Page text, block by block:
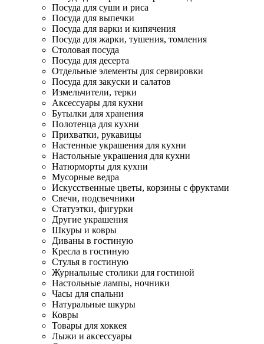
Посуда для суши и риса
Посуда для выпечки
Посуда для варки и кипячения
Посуда для жарки, тушения, томления
Столовая посуда
Посуда для десерта
Отдельные элементы для сервировки
Посуда для закуски и салатов
Измельчители, терки
Аксессуары для кухни
Бутылки для хранения
Полотенца для кухни
Прихватки, рукавицы
Настенные украшения для кухни
Настольные украшения для кухни
Натюрморты для кухни
Мусорные ведра
Искусственные цветы, корзины с фруктами
Свечи, подсвечники
Статуэтки, фигурки
Другие украшения
Шкуры и ковры
Диваны в гостиную
Кресла в гостиную
Стулья в гостиную
Журнальные столики для гостиной
Настольные лампы, ночники
Часы для спальни
Натуральные шкуры
Ковры
Товары для хоккея
Лыжи и аксессуары